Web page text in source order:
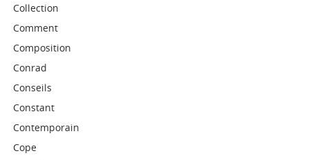
Collection
Comment
Composition
Conrad
Conseils
Constant
Contemporain
Cope